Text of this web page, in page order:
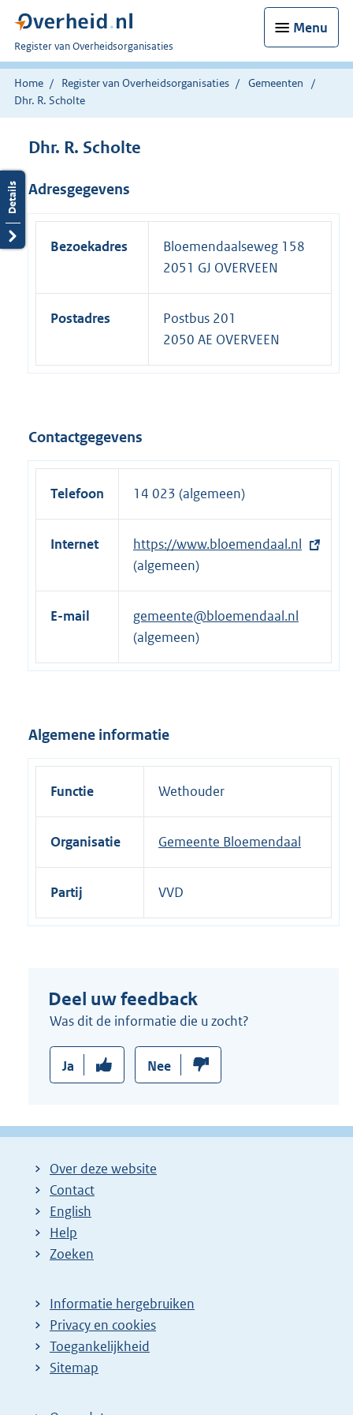
Menu
U
bent
nu
hier:
Register van Overheidsorganisaties
Home Register van Overheidsorganisaties
Gemeenten
Dhr. R. Scholte
Dhr. R. Scholte
Adresgegevens
Bezoekadres
Bloemendaalseweg 158
2051 GJ OVERVEEN
Postadres
Postbus 201
2050 AE OVERVEEN
Contactgegevens
Telefoon 14 023 (algemeen)
Internet
E
x
t
r
e
n
k
https://www.bloemendaal.nl
(algemeen)
E-mail
gemeente@bloemendaal.nl
(algemeen)
Algemene informatie
Functie Wethouder
Organisatie Gemeente Bloemendaal
Partij VVD
Deel uw feedback
Was dit de informatie die u zocht?
Ja Nee
Over deze website
Contact
English
Help
Zoeken
Informatie hergebruiken
Privacy en cookies
Toegankelijkheid
Sitemap